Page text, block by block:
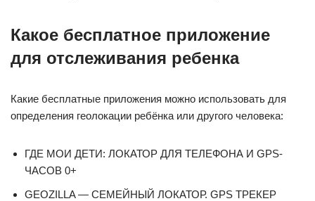
Какое бесплатное приложение
для отслеживания ребенка
Какие бесплатные приложения можно использовать для
определения геолокации ребёнка или другого человека:
ГДЕ МОИ ДЕТИ: ЛОКАТОР ДЛЯ ТЕЛЕФОНА И GPS-
ЧАСОВ 0+
GEOZILLA — СЕМЕЙНЫЙ ЛОКАТОР. GPS ТРЕКЕР